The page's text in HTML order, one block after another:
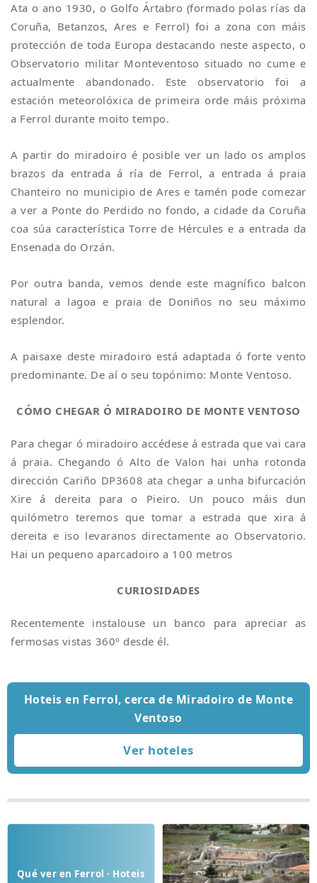
Ata o ano 1930, o Golfo Ártabro (formado polas rías da
Coruña, Betanzos, Ares e Ferrol) foi a zona con máis
protección de toda Europa destacando neste aspecto, o
Observatorio militar Monteventoso situado no cume e
actualmente abandonado. Este observatorio foi a
estación meteorolóxica de primeira orde máis próxima
a Ferrol durante moito tempo.
A partir do miradoiro é posible ver un lado os amplos
brazos da entrada á ría de Ferrol, a entrada á praia
Chanteiro no municipio de Ares e tamén pode comezar
a ver a Ponte do Perdido no fondo, a cidade da Coruña
coa súa característica Torre de Hércules e a entrada da
Ensenada do Orzán.
Por outra banda, vemos dende este magnífico balcon
natural a lagoa e praia de Doniños no seu máximo
esplendor.
A paisaxe deste miradoiro está adaptada ó forte vento
predominante. De aí o seu topónimo: Monte Ventoso.
CÓMO CHEGAR Ó MIRADOIRO DE MONTE VENTOSO
Para chegar ó miradoiro accédese á estrada que vai cara
á praia. Chegando ó Alto de Valon hai unha rotonda
dirección Cariño DP3608 ata chegar a unha bifurcación
Xire á dereita para o Pieiro. Un pouco máis dun
quilómetro teremos que tomar a estrada que xira á
dereita e iso levaranos directamente ao Observatorio.
Hai un pequeno aparcadoiro a 100 metros
CURIOSIDADES
Recentemente instalouse un banco para apreciar as
fermosas vistas 360º desde él.
Hoteis en Ferrol, cerca de Miradoiro de Monte
Ventoso
Qué ver en Ferrol · Hoteis